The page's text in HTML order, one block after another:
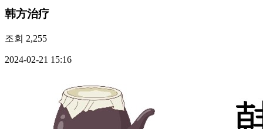
韩方治疗
조회 2,255
2024-02-21 15:16